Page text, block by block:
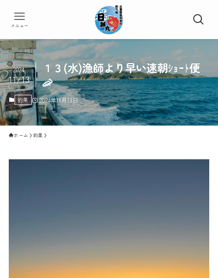
メニュー
１３(水)漁師より早い速朝ｼｮｰﾄ便
🦐
2024
11/13
釣果 2024年11月13日
ホーム 釣果